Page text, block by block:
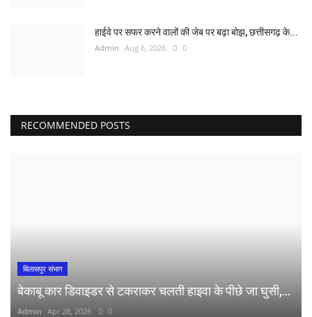
हाईवे पर सफर करने वालों की जेब पर बढ़ा बोझ, छत्तीसगढ़ के...
Admin Aug 6, 2026 0
RECOMMENDED POSTS
बिलासपुर संभाग
बेकाबू कार डिवाइडर से टकराकर चलती हाइवा के पीछे जा घुसी,...
Admin Apr 28, 2026 0